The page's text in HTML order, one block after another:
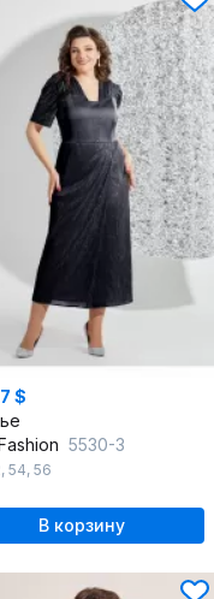
$
5530-3
, 54, 56
В корзину